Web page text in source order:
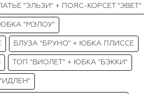
"ЭЛЬЗИ" + ПОЯС-КОРСЕТ "ЭВЕТ"
"МЭЛОУ"
БЛУЗА "БРУНО" + ЮБКА ПЛИССЕ
ТОП "ВИОЛЕТ" + ЮБКА "БЭККИ"